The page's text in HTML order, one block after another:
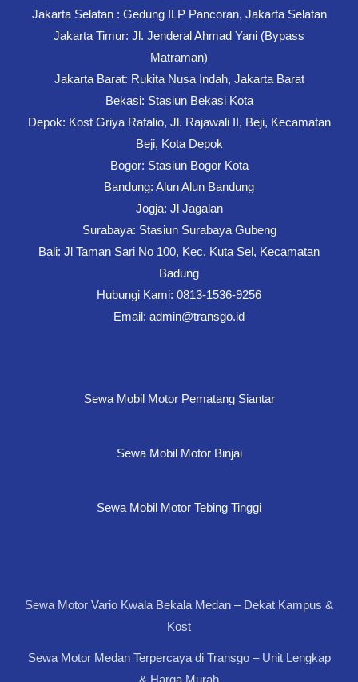
Jakarta Selatan : Gedung ILP Pancoran, Jakarta Selatan
Jakarta Timur: Jl. Jenderal Ahmad Yani (Bypass
Matraman)
Jakarta Barat: Rukita Nusa Indah, Jakarta Barat
Bekasi: Stasiun Bekasi Kota
Depok: Kost Griya Rafalio, Jl. Rajawali II, Beji, Kecamatan
Beji, Kota Depok
Bogor: Stasiun Bogor Kota
Bandung: Alun Alun Bandung
Jogja: Jl Jagalan
Surabaya: Stasiun Surabaya Gubeng
Bali: Jl Taman Sari No 100, Kec. Kuta Sel, Kecamatan
Badung
Hubungi Kami: 0813-1536-9256
Email: admin@transgo.id
Sewa Mobil Motor Pematang Siantar
Sewa Mobil Motor Binjai
Sewa Mobil Motor Tebing Tinggi
Sewa Motor Vario Kwala Bekala Medan – Dekat Kampus &
Kost
Sewa Motor Medan Terpercaya di Transgo – Unit Lengkap